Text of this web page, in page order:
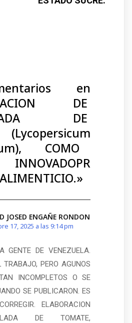
en
DE
DE
(Lycopersicum
COMO
INNOVADOPR
»
JOSED ENGAÑE RONDON
17, 2025 a las 9:14 pm
GENTE DE VENEZUELA.
TRABAJO, PERO AGUNOS
INCOMPLETOS O SE
SE PUBLICARON. ES
ELABORACION
DE TOMATE,